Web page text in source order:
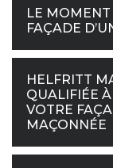
LE
FAÇADE
HELFRITT
QUALIFIÉE
VOTRE
MAÇONNÉE